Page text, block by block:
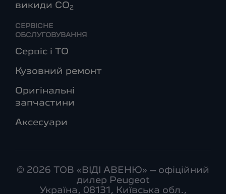
викиди СО2
СЕРВІСНЕ
ОБСЛУГОВУВАННЯ
Сервіс і ТО
Кузовний ремонт
Оригінальні
запчастини
Аксесуари
© 2026 ТОВ «ВІДІ АВЕНЮ» – офіційний
дилер Peugeot
Україна, 08131, Київська обл.,